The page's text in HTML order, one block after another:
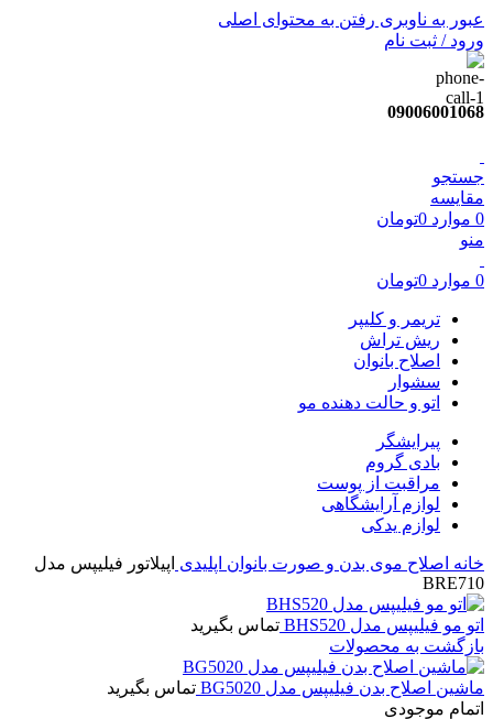
عبور به ناوبری رفتن به محتوای اصلی
ورود / ثبت نام
09006001068
جستجو
مقایسه
0 موارد 0تومان
منو
0 موارد 0تومان
تریمر و کلیپر
ریش تراش
اصلاح بانوان
سشوار
اتو و حالت دهنده مو
پیرایشگر
بادی گروم
مراقبت از پوست
لوازم آرایشگاهی
لوازم یدکی
خانه اصلاح موی بدن و صورت بانوان اپلیدی اپیلاتور فیلیپس مدل
BRE710
اتو مو فیلیپس مدل BHS520
تماس بگیرید
بازگشت به محصولات
ماشین اصلاح بدن فیلیپس مدل BG5020
تماس بگیرید
اتمام موجودی